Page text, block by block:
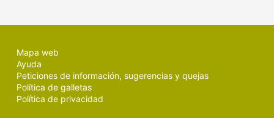
Mapa web
Ayuda
Peticiones de información, sugerencias y quejas
Política de galletas
Política de privacidad